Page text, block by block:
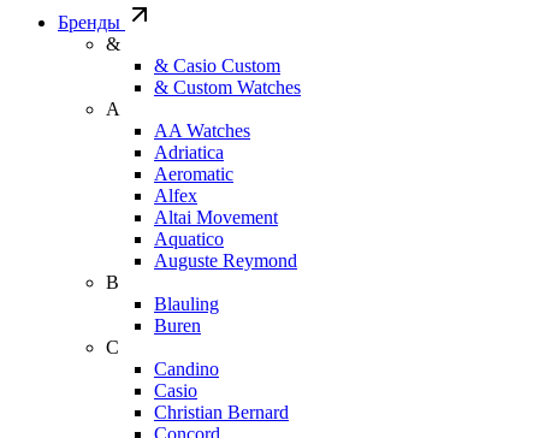
Бренды
&
& Casio Custom
& Custom Watches
A
AA Watches
Adriatica
Aeromatic
Alfex
Altai Movement
Aquatico
Auguste Reymond
B
Blauling
Buren
C
Candino
Casio
Christian Bernard
Concord